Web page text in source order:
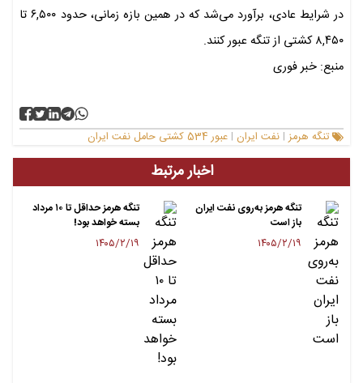
در شرایط عادی، برآورد می‌شد که در همین بازه زمانی، حدود ۶,۵۰۰ تا
۸,۴۵۰ کشتی از تنگه عبور کنند.
منبع: خبر فوری
تنگه هرمز | نفت ایران | عبور 534 کشتی حامل نفت ایران
اخبار مرتبط
تنگه هرمز به‌روی نفت ایران
باز است
۱۴۰۵/۲/۱۹
تنگه هرمز حداقل تا ۱۰ مرداد
بسته خواهد بود!
۱۴۰۵/۲/۱۹